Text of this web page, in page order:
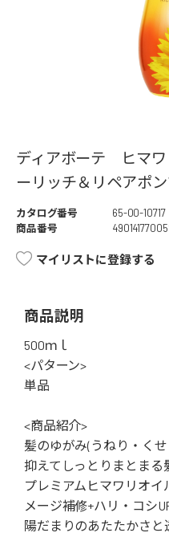
ディアボーテ ヒマ
ーリッチ＆リペアポ
カタログ番号
65-00-10717
商品番号
マイリストに登録する
商品説明
500ｍｌ
<パターン>
単品
<商品紹介>
髪のゆがみ(うねり・く
抑えてしっとりまとまる
プレミアムヒマワリオイ
メージ補修+ハリ・コシ
陽だまりのあたたかさ